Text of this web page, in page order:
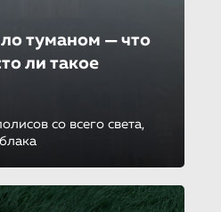
туманом — что
ли такое
со всего света,